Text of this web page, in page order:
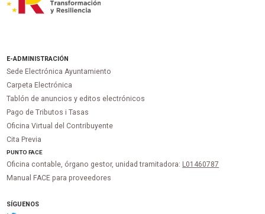
E-ADMINISTRACIÓN
Sede Electrónica Ayuntamiento
Carpeta Electrónica
Tablón de anuncios y editos electrónicos
Pago de Tributos i Tasas
Oficina Virtual del Contribuyente
Cita Previa
PUNTOFACE
Oficina contable, órgano gestor, unidad tramitadora: L01460787
Manual FACE para proveedores
SÍGUENOS